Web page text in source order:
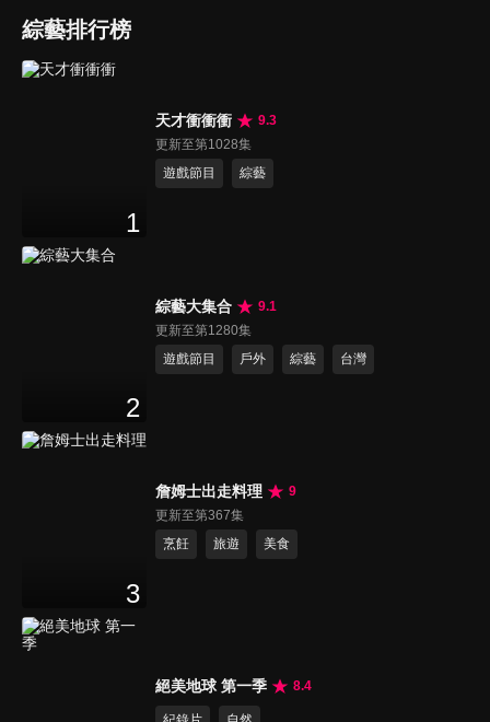
綜藝排行榜
1
天才衝衝衝
9.3
更新至第1028集
遊戲節目
綜藝
2
綜藝大集合
9.1
更新至第1280集
遊戲節目
戶外 綜藝 台灣
3
詹姆士出走料理
9
更新至第367集
烹飪
旅遊 美食
絕美地球 第一季 8.4